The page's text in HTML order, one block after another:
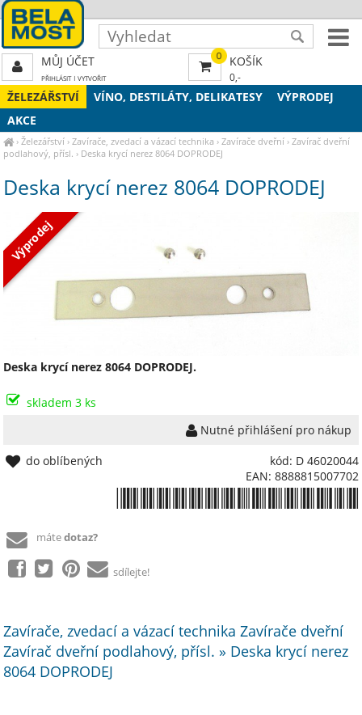
ŽELEZÁŘSTVÍ VÍNO, DESTILÁTY, DELIKATESY
VÝPRODEJ
AKCE
›Železářství ›Zavírače, zvedací a vázací technika ›Zavírače dveřní ›Zavírač dveřní
podlahový, přísl. › Deska krycí nerez 8064 DOPRODEJ
Deska krycí nerez 8064 DOPRODEJ
Výprodej
Deska krycí nerez 8064 DOPRODEJ.
skladem 3 ks
Nutné přihlášení pro nákup
kód: D 46020044
EAN: 8888815007702
do oblíbených
mátedotaz?
sdílejte!
Zavírače, zvedací a vázací technika Zavírače dveřní
Zavírač dveřní podlahový, přísl. » Deska krycí nerez
8064 DOPRODEJ
0 KOŠÍK
0,-
MŮJ ÚČET
PŘIHLÁSIT| VYTVOŘIT